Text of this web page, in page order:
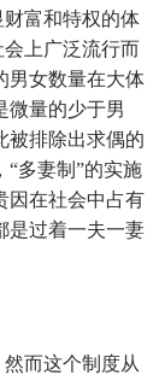
财富和特权的体
会上广泛流行而
男女数量在大体
微量的少于男
被排除出求偶的
“多妻制”的实施
因在社会中占有
是过着一夫一妻
而这个制度从